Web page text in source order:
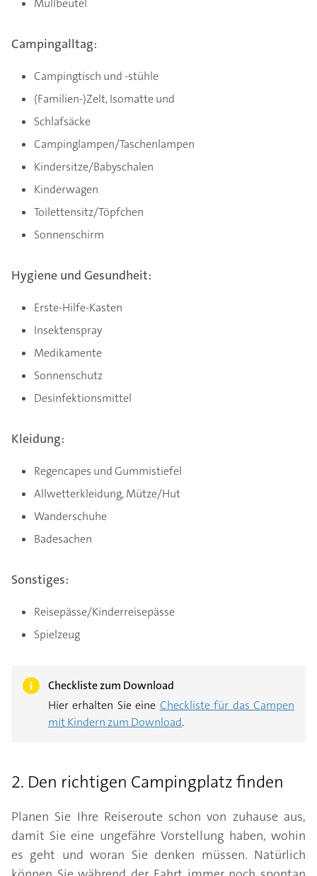
Müllbeutel
Campingalltag:
Campingtisch und -stühle
(Familien-)Zelt, Isomatte und
Schlafsäcke
Campinglampen/Taschenlampen
Kindersitze/Babyschalen
Kinderwagen
Toilettensitz/Töpfchen
Sonnenschirm
Hygiene und Gesundheit:
Erste-Hilfe-Kasten
Insektenspray
Medikamente
Sonnenschutz
Desinfektionsmittel
Kleidung:
Regencapes und Gummistiefel
Allwetterkleidung, Mütze/Hut
Wanderschuhe
Badesachen
Sonstiges:
Reisepässe/Kinderreisepässe
Spielzeug
Checkliste zum Download
Hier erhalten Sie eine Checkliste für das Campen
mit Kindern zum Download.
2. Den richtigen Campingplatz finden
Planen Sie Ihre Reiseroute schon von zuhause aus,
damit Sie eine ungefähre Vorstellung haben, wohin
es geht und woran Sie denken müssen. Natürlich